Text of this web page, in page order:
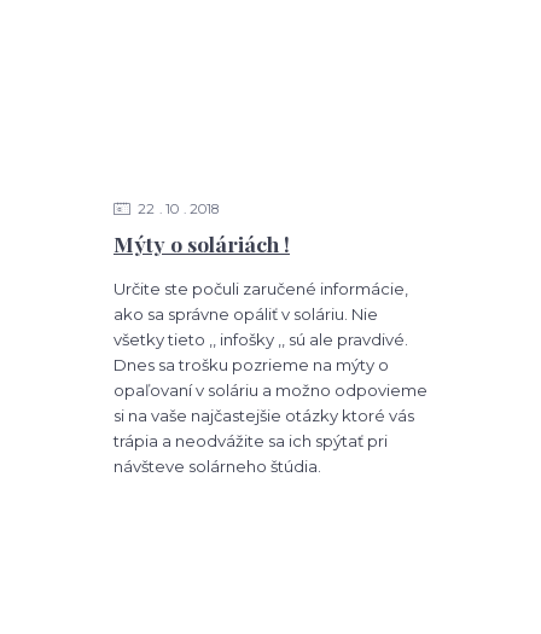
Mýty o soláriách !
22 10 2018
Určite ste počuli zaručené informácie,
ako sa správne opáliť v soláriu. Nie
všetky tieto ,, infošky ,, sú ale pravdivé.
Dnes sa trošku pozrieme na mýty o
opaľovaní v soláriu a možno odpovieme
si na vaše najčastejšie otázky ktoré vás
trápia a neodvážite sa ich spýtať pri
návšteve solárneho štúdia.